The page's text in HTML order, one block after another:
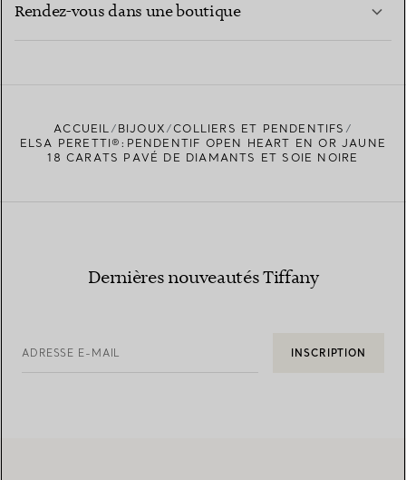
Rendez-vous dans une boutique
TROUVEZ LA BOUTIQUE LA PLUS PROCHE
ACCUEIL BIJOUX
COLLIERS ET PENDENTIFS
ELSA PERETTI®:PENDENTIF OPEN HEART EN OR JAUNE
18 CARATS PAVÉ DE DIAMANTS ET SOIE NOIRE
Dernières nouveautés Tiffany
ADRESSE E-MAIL INSCRIPTION